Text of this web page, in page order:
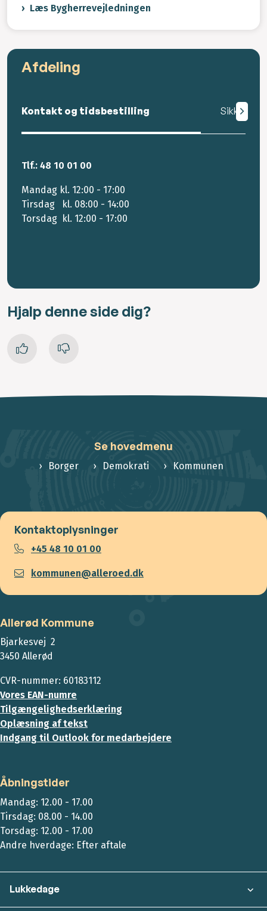
Læs Bygherrevejledningen
Afdeling
Kontakt og tidsbestilling Sikker mail
Tlf.: 48 10 01 00
Mandag kl. 12:00 - 17:00
Tirsdag kl. 08:00 - 14:00
Torsdag kl. 12:00 - 17:00
Hjalp denne side dig?
Se hovedmenu
Borger Demokrati Kommunen
Kontaktoplysninger
+45 48 10 01 00
kommunen@alleroed.dk
Allerød Kommune
Bjarkesvej 2
3450 Allerød
CVR-nummer: 60183112
Vores EAN-numre
Tilgængelighedserklæring
Oplæsning af tekst
Indgang til Outlook for medarbejdere
Åbningstider
Mandag: 12.00 - 17.00
Tirsdag: 08.00 - 14.00
Torsdag: 12.00 - 17.00
Andre hverdage: Efter aftale
Lukkedage